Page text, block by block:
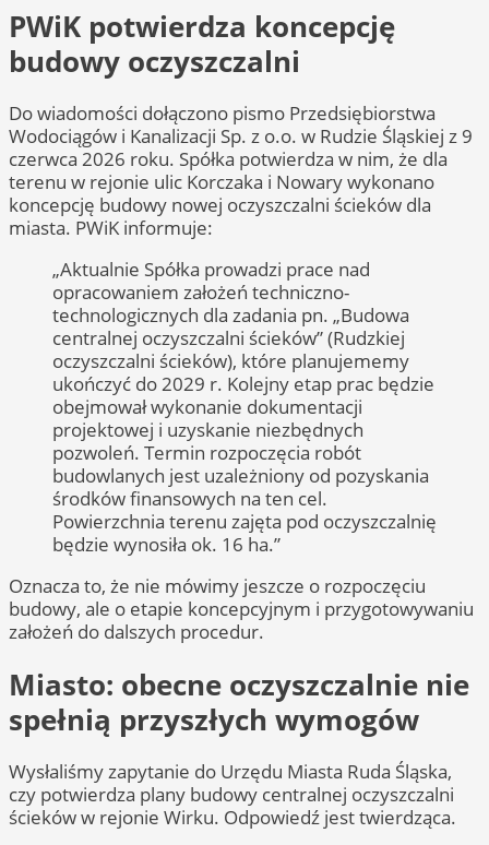
PWiK potwierdza koncepcję
budowy oczyszczalni
Do wiadomości dołączono pismo Przedsiębiorstwa
Wodociągów i Kanalizacji Sp. z o.o. w Rudzie Śląskiej z 9
czerwca 2026 roku. Spółka potwierdza w nim, że dla
terenu w rejonie ulic Korczaka i Nowary wykonano
koncepcję budowy nowej oczyszczalni ścieków dla
miasta. PWiK informuje:
„Aktualnie Spółka prowadzi prace nad
opracowaniem założeń techniczno-
technologicznych dla zadania pn. „Budowa
centralnej oczyszczalni ścieków” (Rudzkiej
oczyszczalni ścieków), które planujememy
ukończyć do 2029 r. Kolejny etap prac będzie
obejmował wykonanie dokumentacji
projektowej i uzyskanie niezbędnych
pozwoleń. Termin rozpoczęcia robót
budowlanych jest uzależniony od pozyskania
środków finansowych na ten cel.
Powierzchnia terenu zajęta pod oczyszczalnię
będzie wynosiła ok. 16 ha.”
Oznacza to, że nie mówimy jeszcze o rozpoczęciu
budowy, ale o etapie koncepcyjnym i przygotowywaniu
założeń do dalszych procedur.
Miasto: obecne oczyszczalnie nie
spełnią przyszłych wymogów
Wysłaliśmy zapytanie do Urzędu Miasta Ruda Śląska,
czy potwierdza plany budowy centralnej oczyszczalni
ścieków w rejonie Wirku. Odpowiedź jest twierdząca.